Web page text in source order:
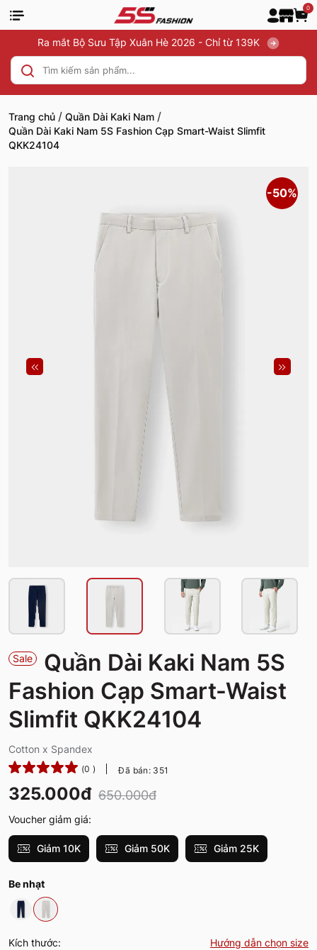
0
Ra mắt Bộ Sưu Tập Xuân Hè 2026 - Chỉ từ 139K
Trang chủ / Quần Dài Kaki Nam /
Quần Dài Kaki Nam 5S Fashion Cạp Smart-Waist Slimfit
QKK24104
-50%
Sale
Quần Dài Kaki Nam 5S
Fashion Cạp Smart-Waist
Slimfit QKK24104
Cotton x Spandex
(0 ) Đã bán: 351
325.000đ 650.000đ
Voucher giảm giá:
Giảm 10K Giảm 50K Giảm 25K
Be nhạt
Kích thước: Hướng dẫn chọn size